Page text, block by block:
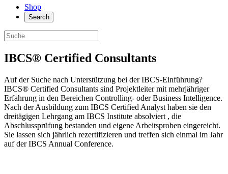
Shop
Search
IBCS® Certified Consultants
Auf der Suche nach Unterstützung bei der IBCS-Einführung?
IBCS® Certified Consultants sind Projektleiter mit mehrjähriger
Erfahrung in den Bereichen Controlling- oder Business Intelligence.
Nach der Ausbildung zum IBCS Certified Analyst haben sie den
dreitägigen Lehrgang am IBCS Institute absolviert , die
Abschlussprüfung bestanden und eigene Arbeitsproben eingereicht.
Sie lassen sich jährlich rezertifizieren und treffen sich einmal im Jahr
auf der IBCS Annual Conference.